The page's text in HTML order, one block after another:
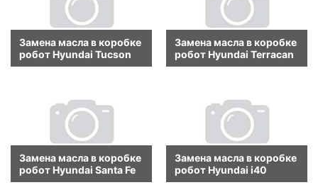
Замена масла в коробке
робот Hyundai Tucson
Замена масла в коробке
робот Hyundai Terracan
Замена масла в коробке
робот Hyundai Santa Fe
Замена масла в коробке
робот Hyundai i40